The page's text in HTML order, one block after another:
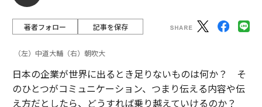
著者フォロー 記事を保存
（左）中道大輔（右）朝吹大
日本の企業が世界に出るとき足りないものは何か？ そ
のひとつがコミュニケーション、つまり伝える内容や伝
え方だとしたら、どうすれば乗り越えていけるのか？